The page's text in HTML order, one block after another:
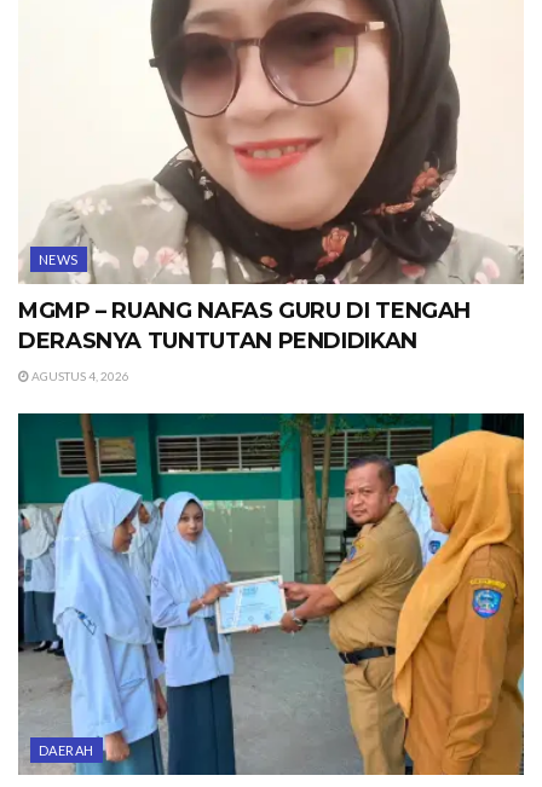
NEWS
MGMP – RUANG NAFAS GURU DI TENGAH
DERASNYA TUNTUTAN PENDIDIKAN
AGUSTUS 4, 2026
DAERAH